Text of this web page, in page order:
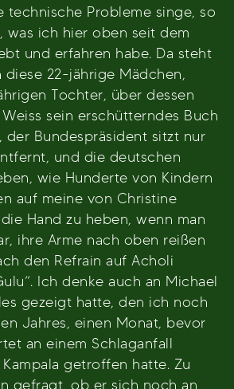
technische Probleme singe, so
was ich hier oben seit dem
und erfahren habe. Da steht
22-jährige Mädchen,
Tochter, über dessen
sein erschütterndes Buch
der Bundespräsident sitzt nur
und die deutschen
wie Hunderte von Kindern
auf meine von Christine
Hand zu heben, wenn man
ihre Arme nach oben reißen
den Refrain auf Acholi
Ich denke auch an Michael
gezeigt hatte, den ich noch
Jahres, einen Monat, bevor
an einem Schlaganfall
getroffen hatte. Zu
gefragt, ob er sich noch an